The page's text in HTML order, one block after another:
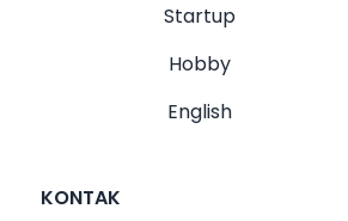
Startup
Hobby
English
KONTAK